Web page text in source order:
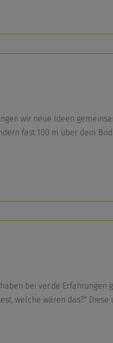
wir neue Ideen
fast 100 m über dem
bei ver.de Erfahrungen
welche wären das?"